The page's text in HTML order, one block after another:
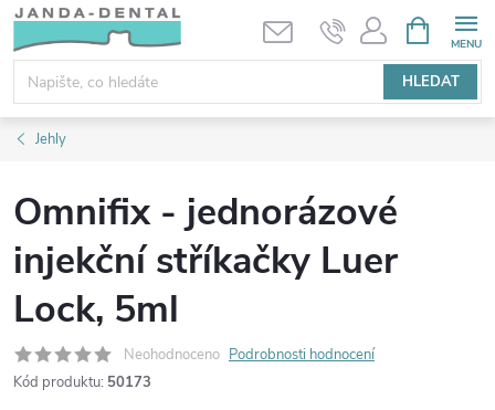
Přejít
obsah
HLEDAT
NÁKUPNÍ
KOŠÍK
Jehly
Omnifix - jednorázové
injekční stříkačky Luer
Lock, 5ml
Neohodnoceno Podrobnosti hodnocení
Kód produktu: 50173